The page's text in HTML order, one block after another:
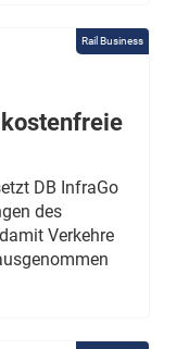
Rail Business
DB InfraGo
des
Verkehre